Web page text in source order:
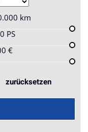
km
PS
€
zurücksetzen